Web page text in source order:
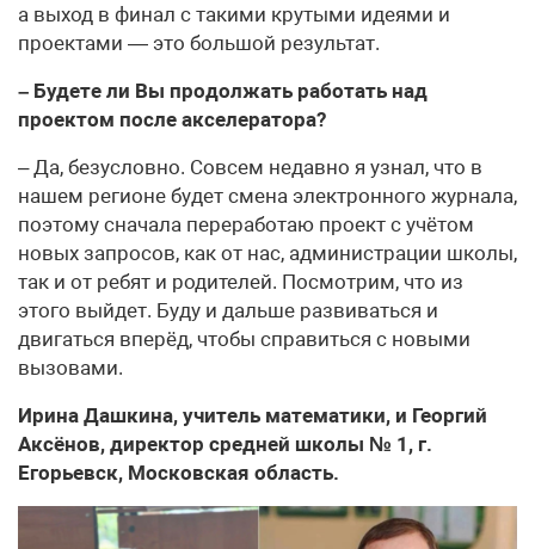
а выход в финал с такими крутыми идеями и
проектами — это большой результат.
– Будете ли Вы продолжать работать над
проектом после акселератора?
– Да, безусловно. Совсем недавно я узнал, что в
нашем регионе будет смена электронного журнала,
поэтому сначала переработаю проект с учётом
новых запросов, как от нас, администрации школы,
так и от ребят и родителей. Посмотрим, что из
этого выйдет. Буду и дальше развиваться и
двигаться вперёд, чтобы справиться с новыми
вызовами.
Ирина Дашкина, учитель математики, и Георгий
Аксёнов, директор средней школы № 1, г.
Егорьевск, Московская область.